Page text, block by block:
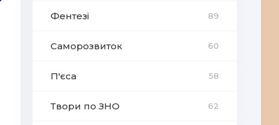
Фентезі 89
Саморозвиток 60
П'єса 58
Твори по ЗНО 62